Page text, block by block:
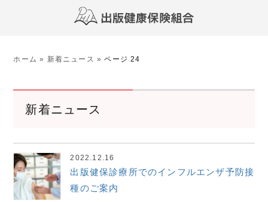
ホーム » 新着ニュース »ページ 24
新着ニュース
2022.12.16
出版健保診療所でのインフルエンザ予防接
種のご案内